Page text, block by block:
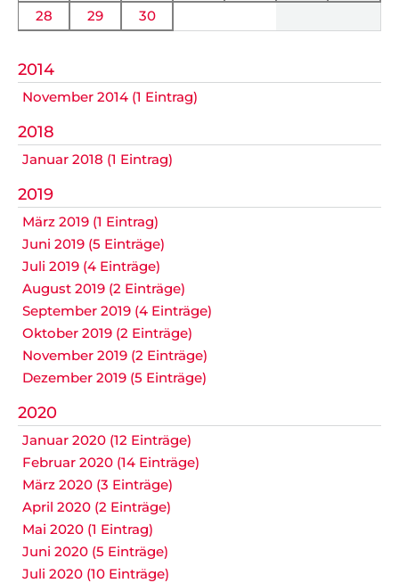
28
29 30
2014
November 2014 (1 Eintrag)
2018
Januar 2018 (1 Eintrag)
2019
März 2019 (1 Eintrag)
Juni 2019 (5 Einträge)
Juli 2019 (4 Einträge)
August 2019 (2 Einträge)
September 2019 (4 Einträge)
Oktober 2019 (2 Einträge)
November 2019 (2 Einträge)
Dezember 2019 (5 Einträge)
2020
Januar 2020 (12 Einträge)
Februar 2020 (14 Einträge)
März 2020 (3 Einträge)
April 2020 (2 Einträge)
Mai 2020 (1 Eintrag)
Juni 2020 (5 Einträge)
Juli 2020 (10 Einträge)
Vereinssatzung
Schutzkonzept
Impressum
Datenschutz
Nicht das Richtige gefunden?
Bitte nehmen Sie Kontakt mit uns auf. Wir helfen
gerne weiter.
post@svo.germaringen.de
Navigation
überspringen
Anfahrt Impressum